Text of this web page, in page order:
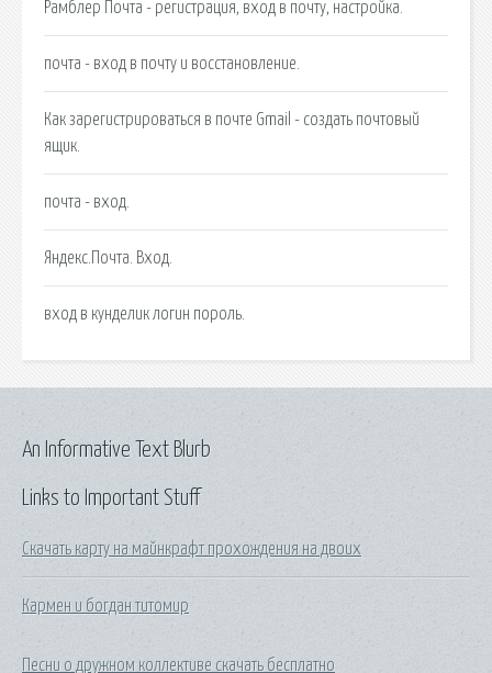
Рамблер Почта - регистрация, вход в почту, настройка.
почта - вход в почту и восстановление.
Как зарегистрироваться в почте Gmail - создать почтовый
ящик.
почта - вход.
Яндекс.Почта. Вход.
вход в кунделик логин пороль.
Links to Important Stuff
Скачать карту на майнкрафт прохождения на двоих
Кармен и богдан титомир
Песни о дружном коллективе скачать бесплатно
An Informative Text Blurb